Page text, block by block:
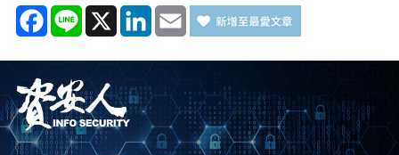
Facebook
Line X LinkedIn
Email